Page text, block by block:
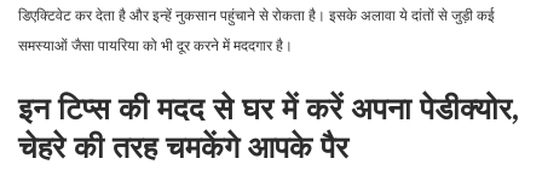
डिएक्टिवेट कर देता है और इन्हें नुकसान पहुंचाने से रोकता है। इसके अलावा ये दांतों से जुड़ी कई
समस्याओं जैसा पायरिया को भी दूर करने में मददगार है।
इन टिप्स की मदद से घर में करें अपना पेडीक्योर,
चेहरे की तरह चमकेंगे आपके पैर